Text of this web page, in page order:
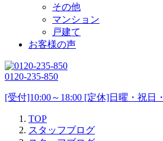
その他
マンション
戸建て
お客様の声
0120-235-850
[受付]10:00～18:00 [定休]日曜・祝日
TOP
スタッフブログ